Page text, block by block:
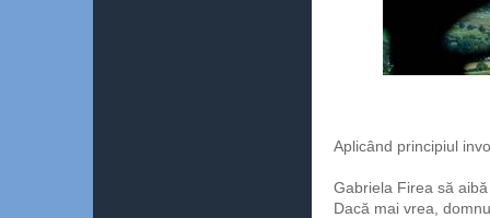
Aplicând principiul
Gabriela Firea să
Dacă mai vrea,